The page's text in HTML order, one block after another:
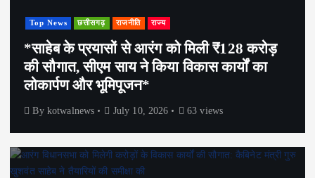
Top News छत्तीसगढ़ राजनीति राज्य
*साहेब के प्रयासों से आरंग को मिली ₹128 करोड़
की सौगात, सीएम साय ने किया विकास कार्यों का
लोकार्पण और भूमिपूजन*
By kotwalnews July 10, 2026 63 views